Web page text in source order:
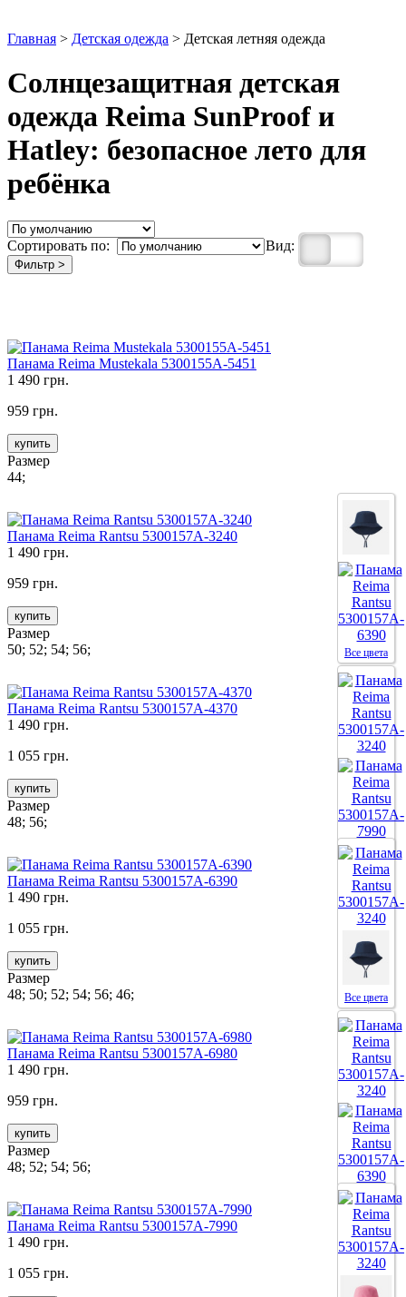
Главная > Детская одежда > Детская летняя одежда
Солнцезащитная детская
одежда Reima SunProof и
Hatley: безопасное лето для
ребёнка
Сортировать по: Вид:
Фильтр >
Панама Reima Mustekala 5300155A-5451
1 490 грн.
959 грн.
купить
Размер
44;
Все цвета
Панама Reima Rantsu 5300157A-3240
1 490 грн.
959 грн.
купить
Размер
50; 52; 54; 56;
Все цвета
Панама Reima Rantsu 5300157A-4370
1 490 грн.
1 055 грн.
купить
Размер
48; 56;
Все цвета
Панама Reima Rantsu 5300157A-6390
1 490 грн.
1 055 грн.
купить
Размер
48; 50; 52; 54; 56; 46;
Все цвета
Панама Reima Rantsu 5300157A-6980
1 490 грн.
959 грн.
купить
Размер
48; 52; 54; 56;
Панама Reima Rantsu 5300157A-7990
1 490 грн.
1 055 грн.